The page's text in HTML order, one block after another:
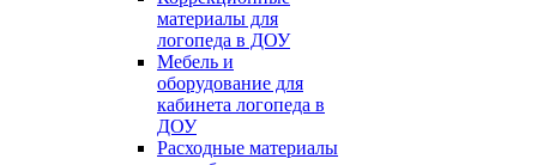
материалы для
логопеда в ДОУ
Мебель и
оборудование для
кабинета логопеда в
ДОУ
Расходные материалы